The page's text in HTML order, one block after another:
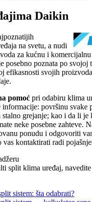
Daikin
na svetu, a nudi
za kućnu i
posebno poznata po svojoj
efikasnosti svojih
pomoć pri odabiru klima
informacije: površinu svake
grejanje; kao i da li je
neke posebne zahteve.
ponudu i odgovoriti
vas kontaktirati radi
split klima uređaj,
sistem: šta odabrati?